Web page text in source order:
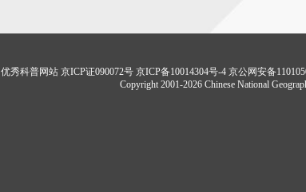
优秀科普网站 京ICP证090072号 京ICP备10014304号-4 京公网安备
Copyright 2001-2026 Chinese National